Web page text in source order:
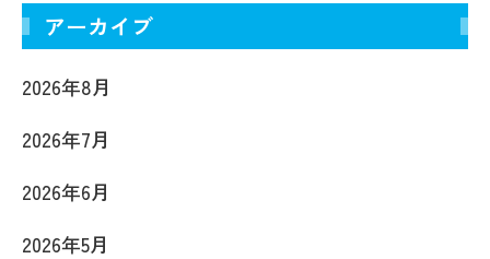
アーカイブ
2026年8月
2026年7月
2026年6月
2026年5月